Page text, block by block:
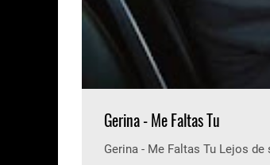
Gerina - Me Faltas Tu
Gerina - Me Faltas Tu Lejos